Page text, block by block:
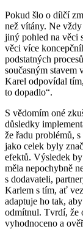
Pokud šlo o dílčí
než vítány. Ne vždy
jiný pohled na věci
věci více
podstatných
současným stavem
Karel odpovídal
to dopadlo“.
S vědomím oné
důsledky
že řadu problémů,
jako celek byly
efektů. Výsledek
měla nepochybně
s dodavateli,
Karlem s tím, ať
adaptuje ho tak,
odmítnul. Tvrdí, že
vyhodnoceno a